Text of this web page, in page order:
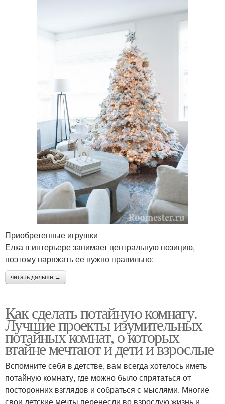
Приобретенные игрушки
Елка в интерьере занимает центральную позицию,
поэтому наряжать ее нужно правильно:
читать дальше →
Как сделать потайную комнату.
Лучшие проекты изумительных
потайных комнат, о которых
втайне мечтают и дети и взрослые
Вспомните себя в детстве, вам всегда хотелось иметь
потайную комнату, где можно было спрятаться от
посторонних взглядов и собраться с мыслями. Многие